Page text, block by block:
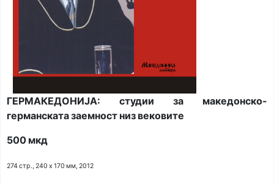
ГЕРМАКЕДОНИЈА: студии за македонско-
германската заемност низ вековите
500 мкд
274 стр., 240 х 170 мм, 2012